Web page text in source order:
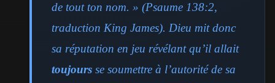
de tout ton nom. » (Psaume 138:2,
traduction King James). Dieu mit donc
sa réputation en jeu révélant qu’il allait
toujours se soumettre à l’autorité de sa